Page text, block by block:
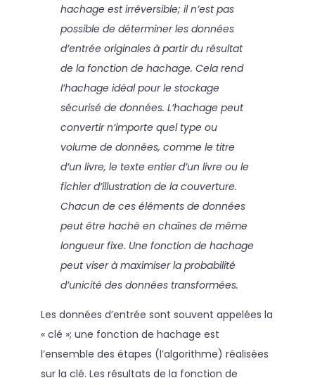
hachage est irréversible; il n’est pas
possible de déterminer les données
d’entrée originales à partir du résultat
de la fonction de hachage. Cela rend
l’hachage idéal pour le stockage
sécurisé de données. L’hachage peut
convertir n’importe quel type ou
volume de données, comme le titre
d’un livre, le texte entier d’un livre ou le
fichier d’illustration de la couverture.
Chacun de ces éléments de données
peut être haché en chaînes de même
longueur fixe. Une fonction de hachage
peut viser à maximiser la probabilité
d’unicité des données transformées.
Les données d’entrée sont souvent appelées la
« clé »; une fonction de hachage est
l’ensemble des étapes (l’algorithme) réalisées
sur la clé. Les résultats de la fonction de